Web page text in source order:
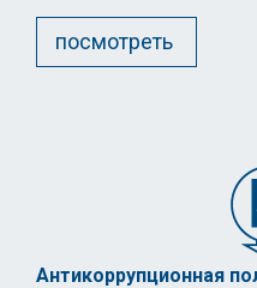
посмотреть
Антикоррупционная